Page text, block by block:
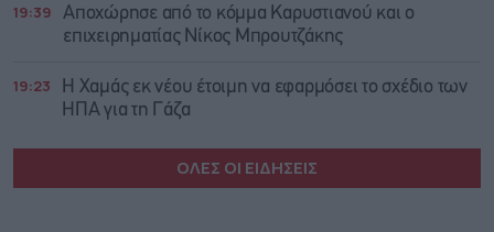
19:39
Αποχώρησε από το κόμμα Καρυστιανού και ο
επιχειρηματίας Νίκος Μπρουτζάκης
19:23
Η Χαμάς εκ νέου έτοιμη να εφαρμόσει το σχέδιο των
ΗΠΑ για τη Γάζα
ΟΛΕΣ ΟΙ ΕΙΔΗΣΕΙΣ